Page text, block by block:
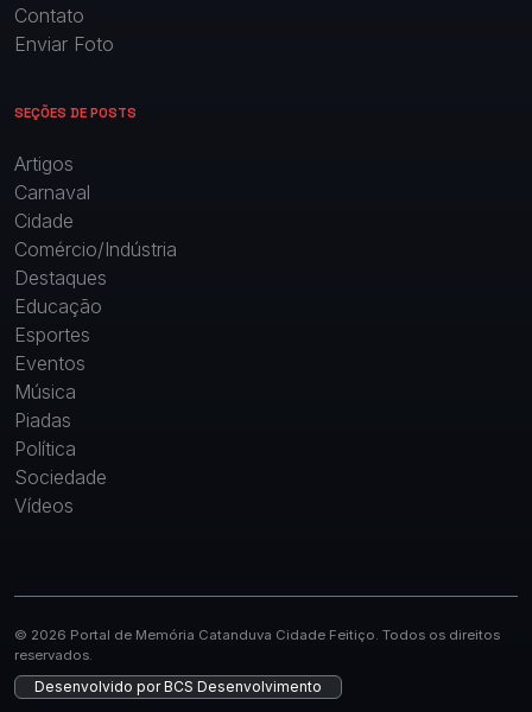
Contato
Enviar Foto
SEÇÕES DE POSTS
Artigos
Carnaval
Cidade
Comércio/Indústria
Destaques
Educação
Esportes
Eventos
Música
Piadas
Política
Sociedade
Vídeos
© 2026 Portal de Memória Catanduva Cidade Feitiço. Todos os direitos
reservados.
Desenvolvido porBCS Desenvolvimento